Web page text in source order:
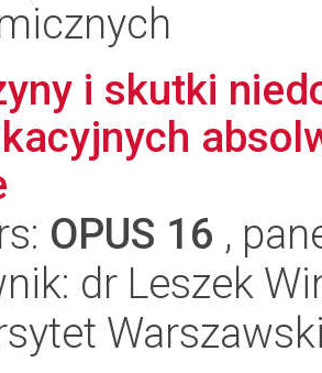
i skutki
OPUS 16 ,
dr Leszek